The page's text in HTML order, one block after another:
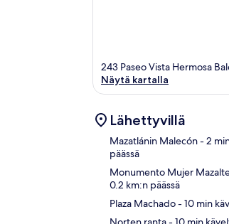
243 Paseo Vista Hermosa
Näytä kartalla
Lähettyvillä
Mazatlánin Malecón- 2
päässä
Monumento Mujer
0.2 km:n päässä
Plaza Machado- 10 min